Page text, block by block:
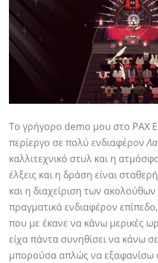
Το γρήγορο demo μου στο PAX
περίεργο σε πολύ ενδιαφέρον
καλλιτεχνικό στυλ και η
έλξεις και η δράση είναι
και η διαχείριση των
πραγματικά ενδιαφέρον
που με έκανε να κάνω μερικές
είχα πάντα συνηθίσει να κάνω
μπορούσα απλώς να εξαφανίσω